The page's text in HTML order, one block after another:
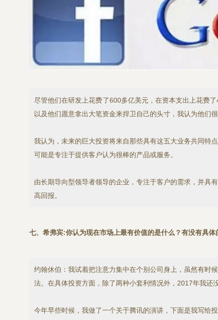
尽管他们在研发上花费了600多亿美元，在资本支出上花费
以及他们愿意拿出大笔资金来捍卫自己的头寸，我认为他们
我认为，未来的巨大投资将来自那些具有这五大业务共同特
可能是专注于提供客户认为很棒的产品或服务。
由长期导向型领导者领导的企业，专注于客户的需求，并具
高回报。
七、希弗宾:你认为现在市场上最有价值的是什么？有没有具体
约翰休伯：我试着把注意力集中在个别公司身上，虽然有时
法。在具体投资方面，除了两种小套利情况外，2017年我
今年早些时候，我做了一个关于腾讯的演讲，下面是我写给